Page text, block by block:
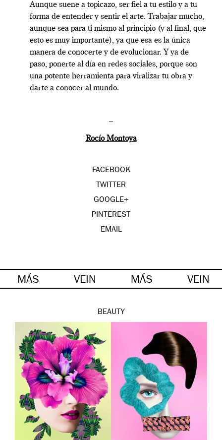
Aunque suene a topicazo, ser fiel a tu estilo y a tu
forma de entender y sentir el arte. Trabajar mucho,
aunque sea para ti mismo al principio (y al final, que
esto es muy importante), ya que esa es la única
manera de conocerte y de evolucionar. Y ya de
paso, ponerte al día en redes sociales, porque son
una potente herramienta para viralizar tu obra y
darte a conocer al mundo.
–
Rocío Montoya
FACEBOOK
TWITTER
GOOGLE+
PINTEREST
EMAIL
MÁS VEIN MÁS VEIN
BEAUTY